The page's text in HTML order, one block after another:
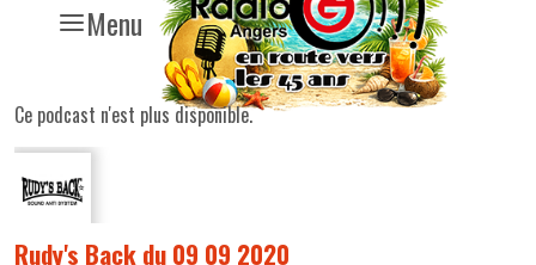
Menu
Ce podcast n'est plus disponible.
Rudy's Back du 09 09 2020